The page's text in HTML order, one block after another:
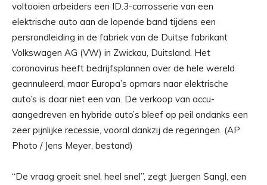
voltooien arbeiders een ID.3-carrosserie van een
elektrische auto aan de lopende band tijdens een
persrondleiding in de fabriek van de Duitse fabrikant
Volkswagen AG (VW) in Zwickau, Duitsland. Het
coronavirus heeft bedrijfsplannen over de hele wereld
geannuleerd, maar Europa’s opmars naar elektrische
auto’s is daar niet een van. De verkoop van accu-
aangedreven en hybride auto’s bleef op peil ondanks een
zeer pijnlijke recessie, vooral dankzij de regeringen. (AP
Photo / Jens Meyer, bestand)
“De vraag groeit snel, heel snel”, zegt Juergen Sangl, een